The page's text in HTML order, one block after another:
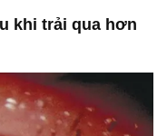
khi trải qua hơn